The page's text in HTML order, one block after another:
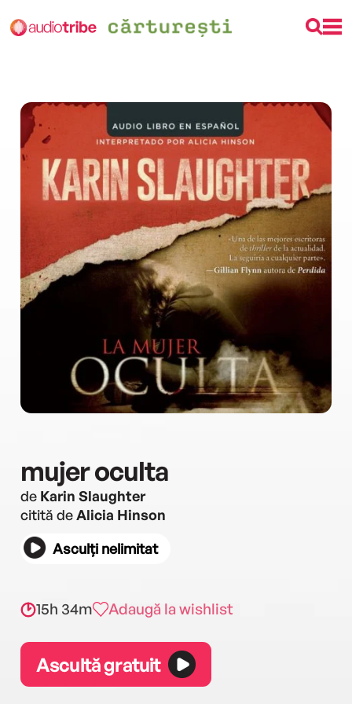
mujer oculta
de Karin Slaughter
citită deAlicia Hinson
Asculți nelimitat
15h 34m Adaugă la wishlist
Ascultă gratuit